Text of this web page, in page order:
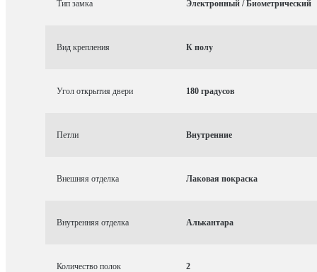
Тип замка Электронный / Биометрический
Вид крепления К полу
Угол открытия двери 180 градусов
Петли Внутренние
Внешняя отделка Лаковая покраска
Внутренняя отделка Алькантара
Количество полок 2